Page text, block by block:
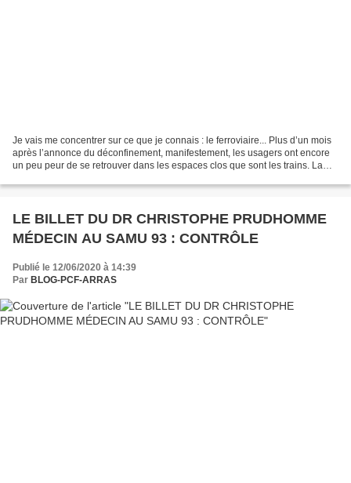
Je vais me concentrer sur ce que je connais : le ferroviaire... Plus d’un mois
après l’annonce du déconfinement, manifestement, les usagers ont encore
un peu peur de se retrouver dans les espaces clos que sont les trains. La
LE BILLET DU DR CHRISTOPHE PRUDHOMME
MÉDECIN AU SAMU 93 : CONTRÔLE
Publié le 12/06/2020 à 14:39
Par BLOG-PCF-ARRAS